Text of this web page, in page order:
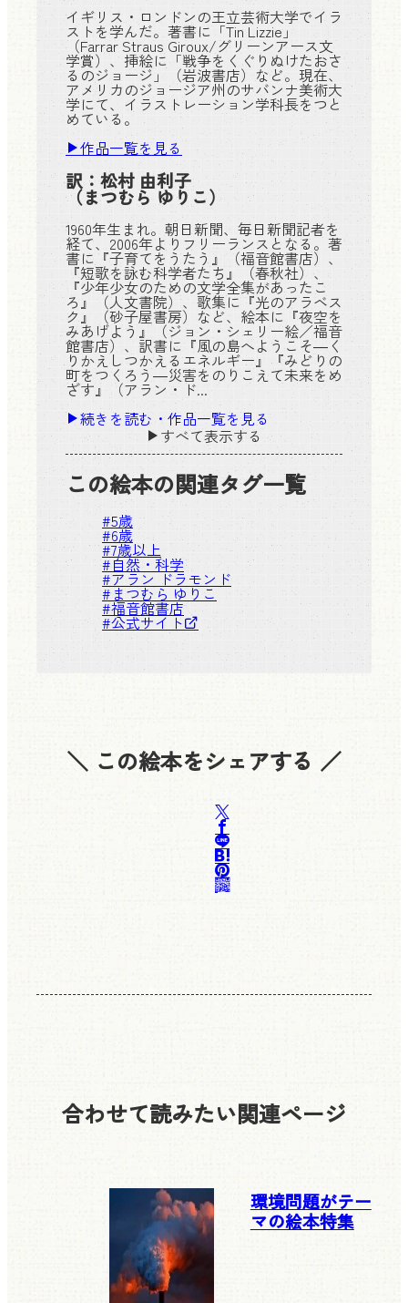
イギリス・ロンドンの王立芸術大学でイラ
ストを学んだ。著書に「Tin Lizzie」
（Farrar Straus Giroux/グリーンアース文
学賞）、挿絵に「戦争をくぐりぬけたおさ
るのジョージ」（岩波書店）など。現在、
アメリカのジョージア州のサバンナ美術大
学にて、イラストレーション学科長をつと
めている。
作品一覧を見る
訳： 松村 由利子
（まつむら ゆりこ）
1960年生まれ。朝日新聞、毎日新聞記者を
経て、2006年よりフリーランスとなる。著
書に『子育てをうたう』（福音館書店）、
『短歌を詠む科学者たち』（春秋社）、
『少年少女のための文学全集があったこ
ろ』（人文書院）、歌集に『光のアラベス
ク』（砂子屋書房）など、絵本に『夜空を
みあげよう』（ジョン・シェリー絵／福音
館書店）、訳書に『風の島へようこそ―く
りかえしつかえるエネルギー』『みどりの
町をつくろう―災害をのりこえて未来をめ
ざす』（アラン・ド...
続きを読む・作品一覧を見る
すべて表示する
この絵本の関連タグ一覧
#5歳
#6歳
#7歳以上
#自然・科学
#アラン ドラモンド
#まつむら ゆりこ
#福音館書店
#公式サイト
＼ この絵本をシェアする ／
合わせて読みたい関連ページ
環境問題がテー
マの絵本特集